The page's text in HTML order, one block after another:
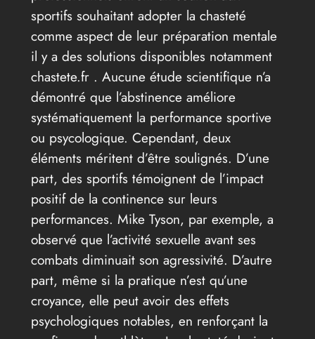
sportifs souhaitant adopter la chasteté
comme aspect de leur préparation mentale
il y a des solutions disponibles notamment
chastete.fr . Aucune étude scientifique n’a
démontré que l’abstinence améliore
systématiquement la performance sportive
ou psycologique. Cependant, deux
éléments méritent d’être soulignés. D’une
part, des sportifs témoignent de l’impact
positif de la continence sur leurs
performances. Mike Tyson, par exemple, a
observé que l’activité sexuelle avant ses
combats diminuait son agressivité. D’autre
part, même si la pratique n’est qu’une
croyance, elle peut avoir des effets
psychologiques notables, en renforçant la